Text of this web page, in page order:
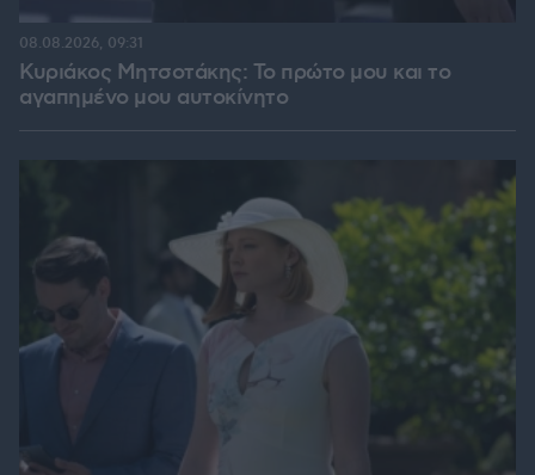
Κυριάκος Μητσοτάκης: Το πρώτο μου και το
αγαπημένο μου αυτοκίνητο
08.08.2026, 09:31